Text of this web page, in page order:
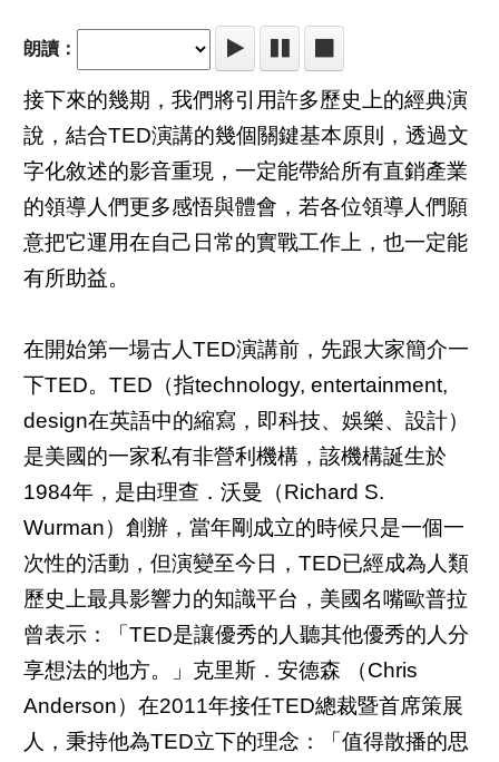
朗讀：
接下來的幾期，我們將引用許多歷史上的經典演
說，結合TED演講的幾個關鍵基本原則，透過文
字化敘述的影音重現，一定能帶給所有直銷產業
的領導人們更多感悟與體會，若各位領導人們願
意把它運用在自己日常的實戰工作上，也一定能
有所助益。
在開始第一場古人TED演講前，先跟大家簡介一
下TED。TED（指technology, entertainment,
design在英語中的縮寫，即科技、娛樂、設計）
是美國的一家私有非營利機構，該機構誕生於
1984年，是由理查．沃曼（Richard S.
Wurman）創辦，當年剛成立的時候只是一個一
次性的活動，但演變至今日，TED已經成為人類
歷史上最具影響力的知識平台，美國名嘴歐普拉
曾表示：「TED是讓優秀的人聽其他優秀的人分
享想法的地方。」克里斯．安德森 （Chris
Anderson）在2011年接任TED總裁暨首席策展
人，秉持他為TED立下的理念：「值得散播的思